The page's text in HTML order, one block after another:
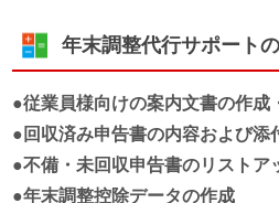
年末調整代行サポート
●従業員様向けの案内文書の作成
●回収済み申告書の内容および添
●不備・未回収申告書のリストア
●年末調整控除データの作成